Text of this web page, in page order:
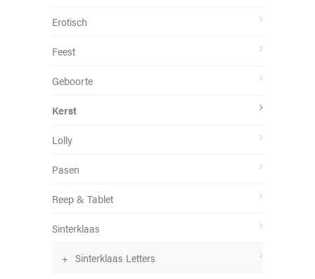
Erotisch
Feest
Geboorte
Kerst
Lolly
Pasen
Reep & Tablet
Sinterklaas
Sinterklaas Letters